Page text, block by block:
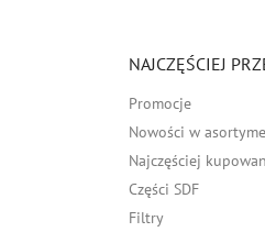
NAJCZĘŚCIEJ
Promocje
Nowości w
Najczęściej
Części SDF
Filtry